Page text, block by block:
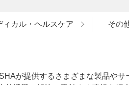
ィカル・ヘルスケア その
が提供するさまざまな製品やサ